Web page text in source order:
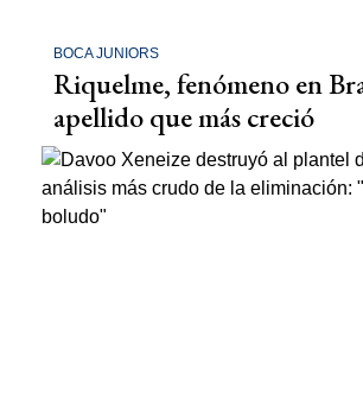
BOCA JUNIORS
Riquelme, fenómeno en
apellido que más creció